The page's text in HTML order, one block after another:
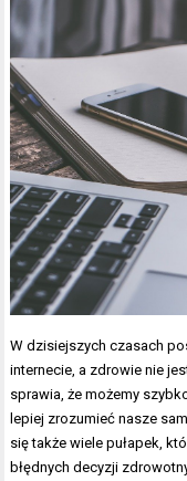
W dzisiejszych czasach
internecie, a zdrowie nie
sprawia, że możemy
lepiej zrozumieć nasze
się także wiele pułapek,
błędnych decyzji